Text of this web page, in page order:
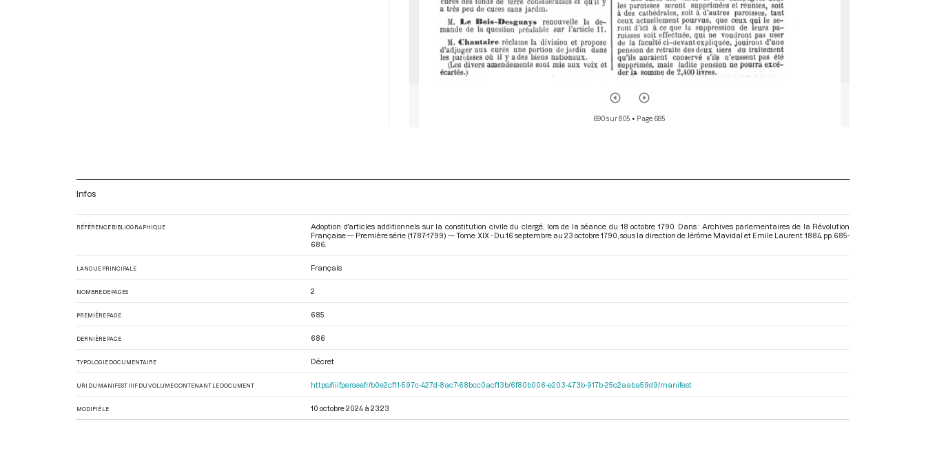
690 sur 805 • Page 685
Infos
RÉFÉRENCE BIBLIOGRAPHIQUE
Adoption d'articles additionnels sur la constitution civile du clergé, lors de la séance du 18 octobre 1790. Dans : Archives parlementaires de la Révolution
Française — Première série (1787-1799) — Tome XIX - Du 16 septembre au 23 octobre 1790 , sous la direction de Jérôme Mavidal et Emile Laurent. 1884. pp. 685-
686.
LANGUE PRINCIPALE Français
NOMBRE DE PAGES 2
PREMIÈRE PAGE 685
DERNIÈRE PAGE 686
TYPOLOGIE DOCUMENTAIRE Décret
URI DU MANIFEST IIIF DU VOLUME CONTENANT LE DOCUMENT https://iiif.persee.fr/b0e2cf11-597c-427d-8ac7-68bcc0acf13b/6f80b006-e203-473b-917b-25c2aaba59d9/manifest
MODIFIÉ LE 10 octobre 2024 à 23:23